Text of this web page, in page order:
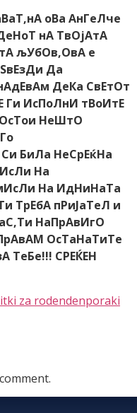
оВа АнГеЛче
нА ТвОјАтА
љУбОв,ОвА е
Да
ДеКа СвЕтОт
Ги ИсПоЛнИ тВоИтЕ
НеШтО
БиЛа НеСрЕќНа
На
На ИдНиНаТа
ТрЕбА пРиЈаТеЛ и
НаПрАвИгО
ОсТаНаТиТе
ТеБе!!! СРЕЌЕН
za rodendenporaki